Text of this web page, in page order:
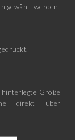
gewählt werden.
Größe
direkt über